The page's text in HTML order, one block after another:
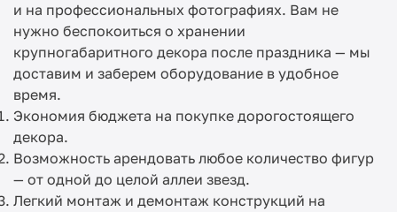
и на профессиональных фотографиях. Вам не
нужно беспокоиться о хранении
крупногабаритного декора после праздника — мы
доставим и заберем оборудование в удобное
время.
Экономия бюджета на покупке дорогостоящего
декора.
Возможность арендовать любое количество фигур
— от одной до целой аллеи звезд.
Легкий монтаж и демонтаж конструкций на